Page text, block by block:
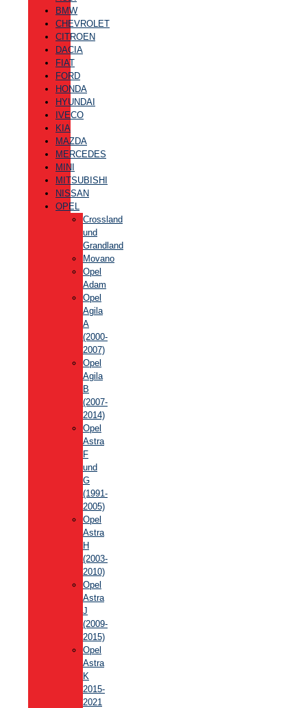
BMW
CHEVROLET
CITROEN
DACIA
FIAT
FORD
HONDA
HYUNDAI
IVECO
KIA
MAZDA
MERCEDES
MINI
MITSUBISHI
NISSAN
OPEL
Crossland
und
Grandland
Movano
Opel
Adam
Opel
Agila
A
(2000-
2007)
Opel
Agila
B
(2007-
2014)
Opel
Astra
F
und
G
(1991-
2005)
Opel
Astra
H
(2003-
2010)
Opel
Astra
J
(2009-
2015)
Opel
Astra
K
2015-
2021